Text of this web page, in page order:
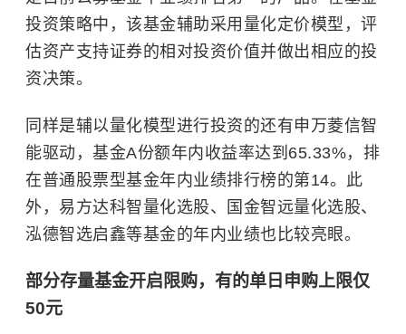
投资策略中，该基金辅助采用量化定价模型，评
估资产支持证券的相对投资价值并做出相应的投
资决策。
同样是辅以量化模型进行投资的还有申万菱信智
能驱动，基金A份额年内收益率达到65.33%，排
在普通股票型基金年内业绩排行榜的第14。此
外，易方达科智量化选股、国金智远量化选股、
泓德智选启鑫等基金的年内业绩也比较亮眼。
部分存量基金开启限购，有的单日申购上限仅
50元